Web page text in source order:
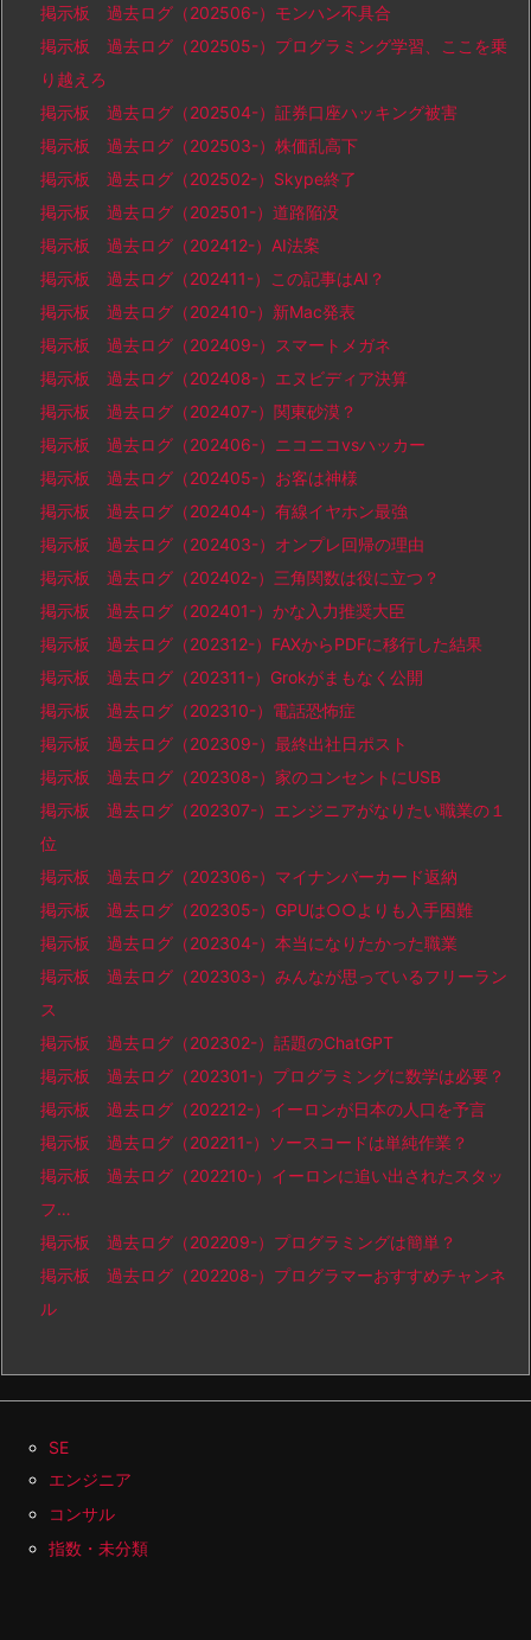
掲示板 過去ログ（202506-）モンハン不具合
掲示板 過去ログ（202505-）プログラミング学習、ここを乗
り越えろ
掲示板 過去ログ（202504-）証券口座ハッキング被害
掲示板 過去ログ（202503-）株価乱高下
掲示板 過去ログ（202502-）Skype終了
掲示板 過去ログ（202501-）道路陥没
掲示板 過去ログ（202412-）AI法案
掲示板 過去ログ（202411-）この記事はAI？
掲示板 過去ログ（202410-）新Mac発表
掲示板 過去ログ（202409-）スマートメガネ
掲示板 過去ログ（202408-）エヌビディア決算
掲示板 過去ログ（202407-）関東砂漠？
掲示板 過去ログ（202406-）ニコニコvsハッカー
掲示板 過去ログ（202405-）お客は神様
掲示板 過去ログ（202404-）有線イヤホン最強
掲示板 過去ログ（202403-）オンプレ回帰の理由
掲示板 過去ログ（202402-）三角関数は役に立つ？
掲示板 過去ログ（202401-）かな入力推奨大臣
掲示板 過去ログ（202312-）FAXからPDFに移行した結果
掲示板 過去ログ（202311-）Grokがまもなく公開
掲示板 過去ログ（202310-）電話恐怖症
掲示板 過去ログ（202309-）最終出社日ポスト
掲示板 過去ログ（202308-）家のコンセントにUSB
掲示板 過去ログ（202307-）エンジニアがなりたい職業の１
位
掲示板 過去ログ（202306-）マイナンバーカード返納
掲示板 過去ログ（202305-）GPUは○○よりも入手困難
掲示板 過去ログ（202304-）本当になりたかった職業
掲示板 過去ログ（202303-）みんなが思っているフリーラン
ス
掲示板 過去ログ（202302-）話題のChatGPT
掲示板 過去ログ（202301-）プログラミングに数学は必要？
掲示板 過去ログ（202212-）イーロンが日本の人口を予言
掲示板 過去ログ（202211-）ソースコードは単純作業？
掲示板 過去ログ（202210-）イーロンに追い出されたスタッ
フ…
掲示板 過去ログ（202209-）プログラミングは簡単？
掲示板 過去ログ（202208-）プログラマーおすすめチャンネ
ル
SE
エンジニア
コンサル
指数・未分類